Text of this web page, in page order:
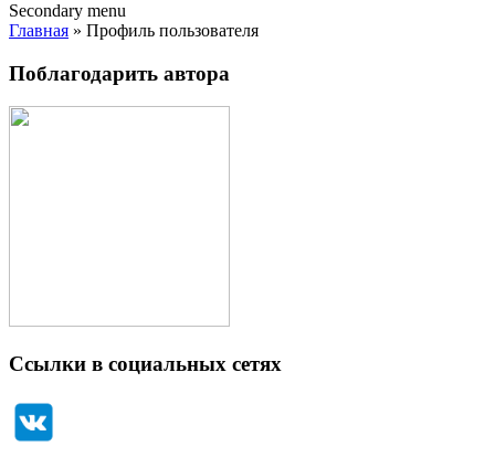
Secondary menu
Главная » Профиль пользователя
Поблагодарить автора
Ссылки в социальных сетях